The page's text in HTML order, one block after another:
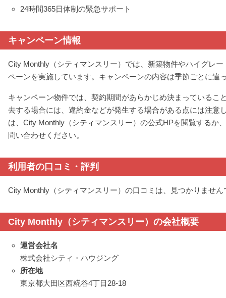
24時間365日体制の緊急サポート
キャンペーン情報
City Monthly（シティマンスリー）では、新築物件やハイグレ
ペーンを実施しています。キャンペーンの内容は季節ごとに違
キャンペーン物件では、契約期間があらかじめ決まっているこ
去する場合には、違約金などが発生する場合がある点には注意
は、City Monthly（シティマンスリー）の公式HPを閲覧するか
問い合わせください。
利用者の口コミ・評判
City Monthly（シティマンスリー）の口コミは、見つかりません
City Monthly（シティマンスリー）の会社概要
運営会社名
株式会社シティ・ハウジング
所在地
東京都大田区西糀谷4丁目28-18